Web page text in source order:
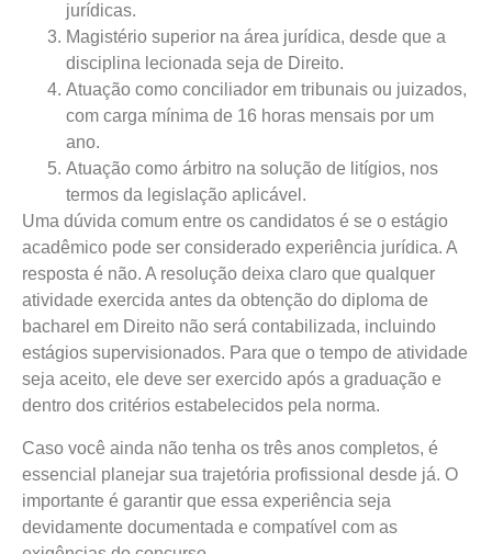
jurídicas.
Magistério superior na área jurídica, desde que a
disciplina lecionada seja de Direito.
Atuação como conciliador em tribunais ou juizados,
com carga mínima de 16 horas mensais por um
ano.
Atuação como árbitro na solução de litígios, nos
termos da legislação aplicável.
Uma dúvida comum entre os candidatos é se o estágio
acadêmico pode ser considerado experiência jurídica. A
resposta é não. A resolução deixa claro que qualquer
atividade exercida antes da obtenção do diploma de
bacharel em Direito não será contabilizada, incluindo
estágios supervisionados. Para que o tempo de atividade
seja aceito, ele deve ser exercido após a graduação e
dentro dos critérios estabelecidos pela norma.
Caso você ainda não tenha os três anos completos, é
essencial planejar sua trajetória profissional desde já. O
importante é garantir que essa experiência seja
devidamente documentada e compatível com as